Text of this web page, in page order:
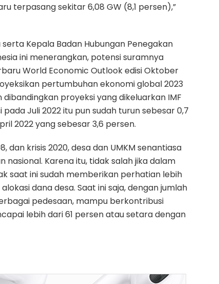
terpasang sekitar 6,08 GW (8,1 persen),”
Kepala Badan Hubungan Penegakan
ini menerangkan, potensi suramnya
World Economic Outlook edisi Oktober
pertumbuhan ekonomi global 2023
proyeksi yang dikeluarkan IMF
Juli 2022 itu pun sudah turun sebesar 0,7
2022 yang sebesar 3,6 persen.
dan krisis 2020, desa dan UMKM senantiasa
Karena itu, tidak salah jika dalam
saat ini sudah memberikan perhatian lebih
dana desa. Saat ini saja, dengan jumlah
pedesaan, mampu berkontribusi
lebih dari 61 persen atau setara dengan